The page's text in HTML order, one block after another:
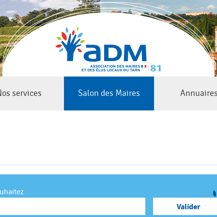
Jump to navigation
services Salon des Maires Annuaires